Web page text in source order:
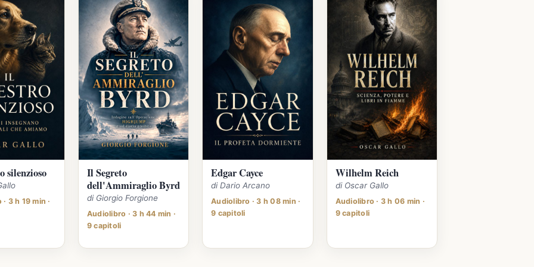
silenzioso
3 h 19 min ·
Il Segreto
dell'Ammiraglio Byrd
di Giorgio Forgione
Audiolibro · 3 h 44 min ·
9 capitoli
Edgar Cayce
di Dario Arcano
Audiolibro · 3 h 08 min ·
9 capitoli
Wilhelm Reich
di Oscar Gallo
Audiolibro · 3 h 06 min ·
9 capitoli